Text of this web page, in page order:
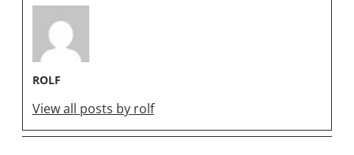
ROLF
View all posts by rolf